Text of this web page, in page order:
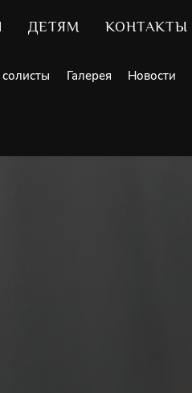
ДЕТЯМ КОНТАКТЫ
Галерея Новости